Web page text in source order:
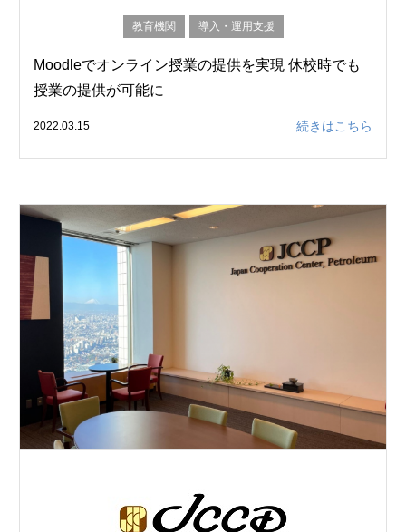
教育機関 導入・運用支援
Moodleでオンライン授業の提供を実現 休校時でも
授業の提供が可能に
2022.03.15 続きはこちら